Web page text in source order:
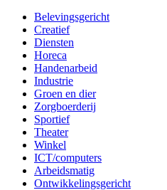
Belevingsgericht
Creatief
Diensten
Horeca
Handenarbeid
Industrie
Groen en dier
Zorgboerderij
Sportief
Theater
Winkel
ICT/computers
Arbeidsmatig
Ontwikkelingsgericht